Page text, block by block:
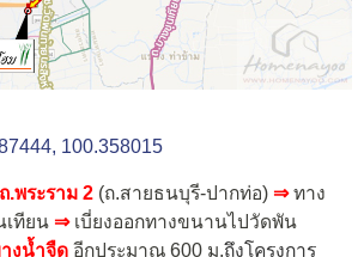
100.358015
ถ.พระราม 2 (ถ.สายธนบุรี-ปากท่อ) ⇒ทาง
เทียน ⇒เบี่ยงออกทางขนานไปวัดพัน
งน้ำจืด อีกประมาณ 600 ม.ถึงโครงการ